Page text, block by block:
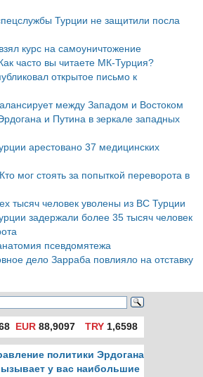
Турции не защитили посла
курс на самоуничтожение
часто вы читаете МК-Турция?
открытое письмо к
между Западом и Востоком
и Путина в зеркале западных
арестовано 37 медицинских
мог стоять за попыткой переворота в
тысяч человек уволены из ВС Турции
задержали более 35 тысяч человек
псевдомятежа
дело Зарраба повлияло на отставку
EUR 88,9097 TRY1,6598
политики Эрдогана
у вас наибольшие